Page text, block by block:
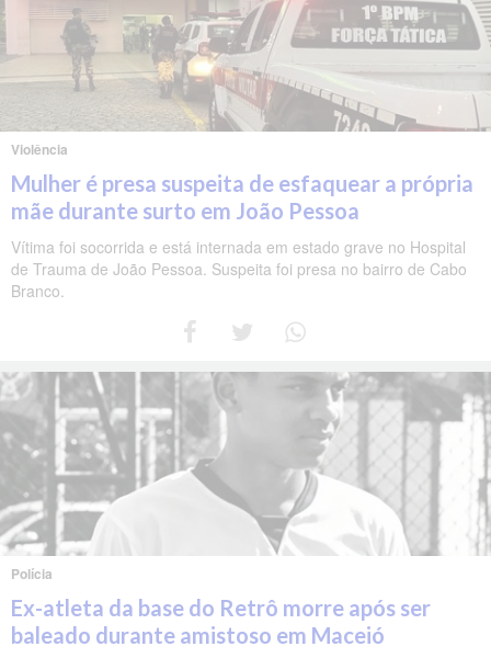
Violência
Mulher é presa suspeita de esfaquear a própria
mãe durante surto em João Pessoa
Vítima foi socorrida e está internada em estado grave no Hospital
de Trauma de João Pessoa. Suspeita foi presa no bairro de Cabo
Branco.
Polícia
Ex-atleta da base do Retrô morre após ser
baleado durante amistoso em Maceió